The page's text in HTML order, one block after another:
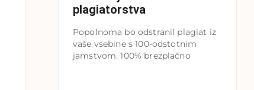
plagiatorstva
Popolnoma bo odstranil plagiat iz
vaše vsebine s 100-odstotnim
jamstvom. 100% brezplačno